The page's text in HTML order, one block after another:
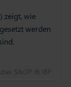
zeigt, wie
werden
S&OP & IBP